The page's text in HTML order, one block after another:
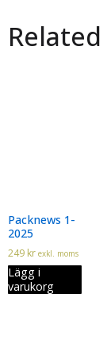
Packnews 1-
2025
249 kr exkl. moms
Lägg i
varukorg